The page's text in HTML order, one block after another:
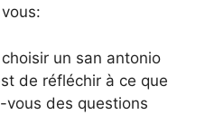
un san antonio
de réfléchir à ce que
vous des questions